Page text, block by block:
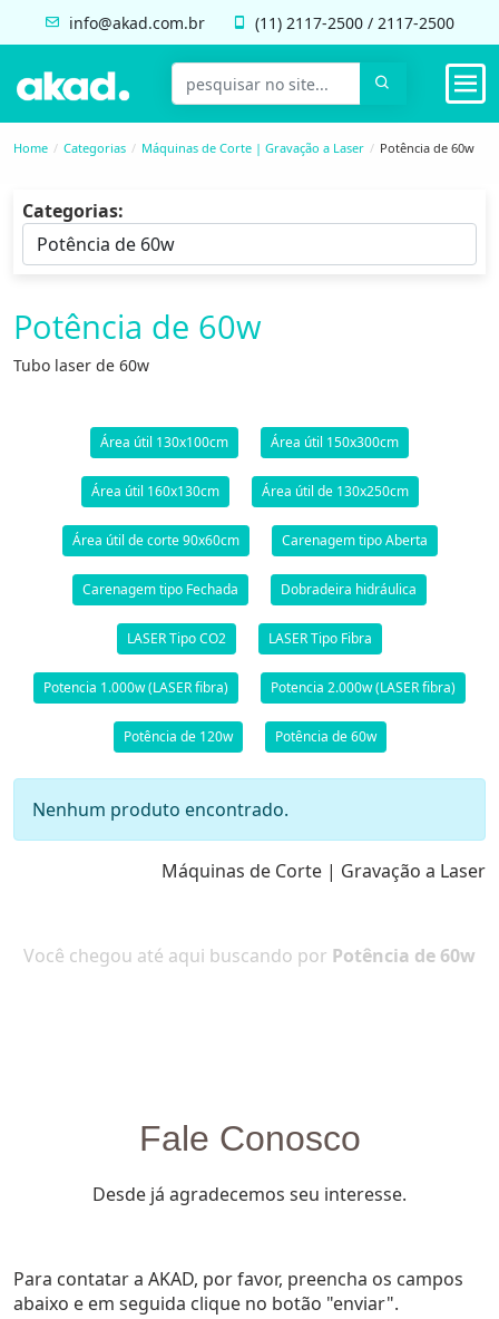
info@akad.com.br (11) 2117-2500 / 2117-2500
Home Categorias Máquinas de Corte | Gravação a Laser Potência de 60w
Categorias:
Potência de 60w
Tubo laser de 60w
Área útil 130x100cm Área útil 150x300cm
Área útil 160x130cm Área útil de 130x250cm
Área útil de corte 90x60cm Carenagem tipo Aberta
Carenagem tipo Fechada Dobradeira hidráulica
LASER Tipo CO2 LASER Tipo Fibra
Potencia 1.000w (LASER fibra) Potencia 2.000w (LASER fibra)
Potência de 120w Potência de 60w
Nenhum produto encontrado.
Máquinas de Corte | Gravação a Laser
Você chegou até aqui buscando por Potência de 60w
Fale Conosco
Desde já agradecemos seu interesse.
Para contatar a AKAD, por favor, preencha os campos
abaixo e em seguida clique no botão "enviar".